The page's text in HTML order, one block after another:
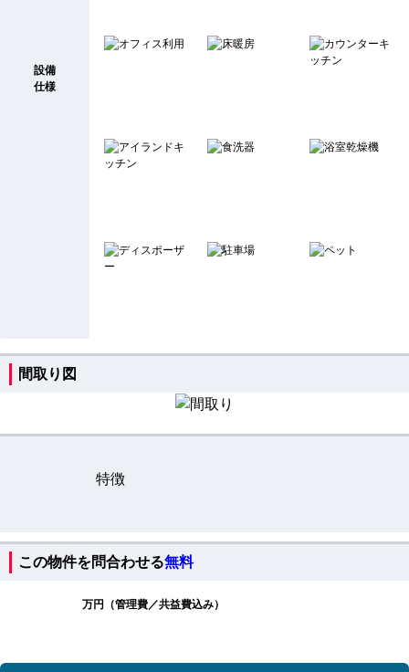
設備
仕様
間取り図
特徴
この物件を問合わせる無料
万円（管理費／共益費込み）